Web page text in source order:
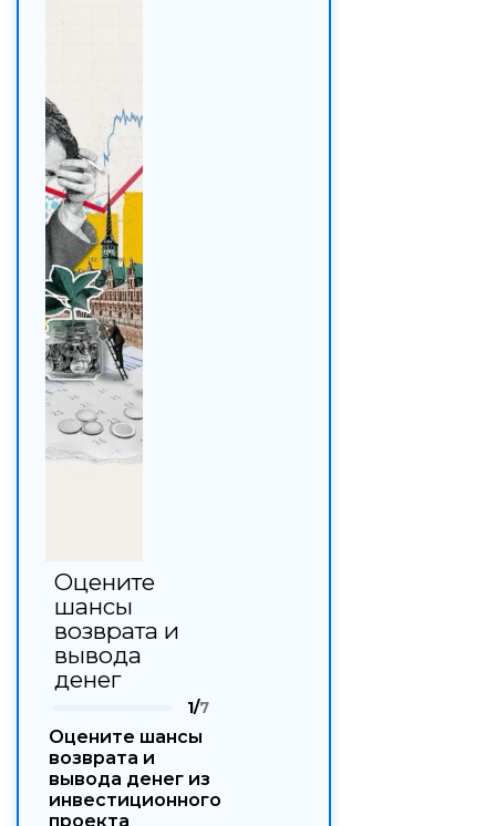
Оцените
шансы
возврата и
вывода
денег
1/7
Оцените шансы
возврата и
вывода денег из
инвестиционного
проекта